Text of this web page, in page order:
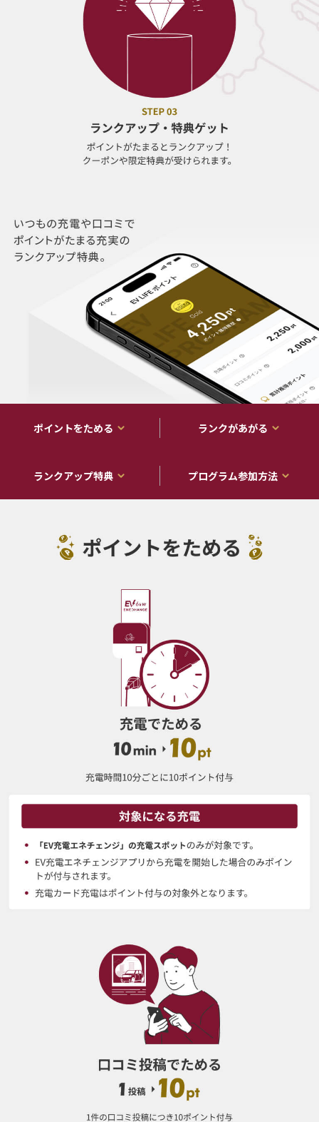
ポイントをためる ランクがあがる
ランクアップ特典 プログラム参加方法